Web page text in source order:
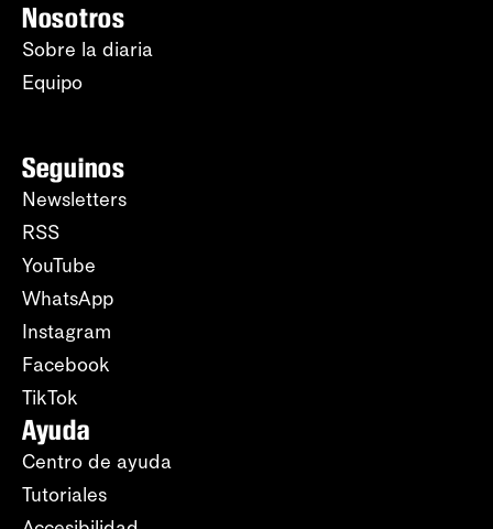
Nosotros
Sobre la diaria
Equipo
Seguinos
Newsletters
RSS
YouTube
WhatsApp
Instagram
Facebook
TikTok
Ayuda
Centro de ayuda
Tutoriales